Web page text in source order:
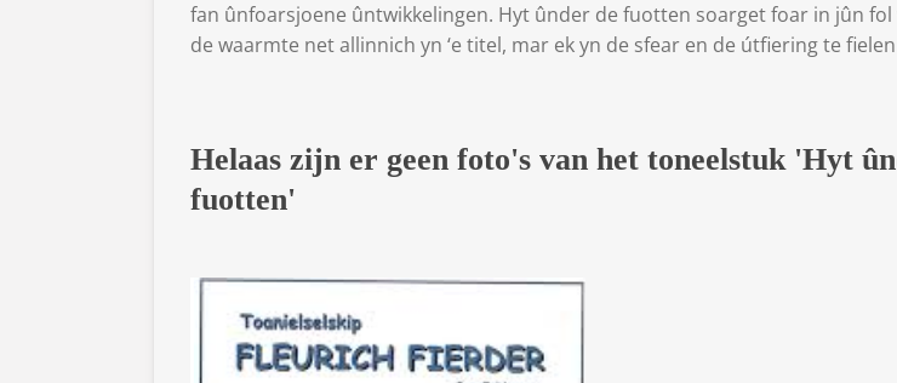
fan ûnfoarsjoene ûntwikkelingen. Hyt ûnder de fuotten soarget foar in jûn fol
de waarmte net allinnich yn ‘e titel, mar ek yn de sfear en de útfiering te
Helaas zijn er geen foto's van het toneelstuk 'Hyt
fuotten'